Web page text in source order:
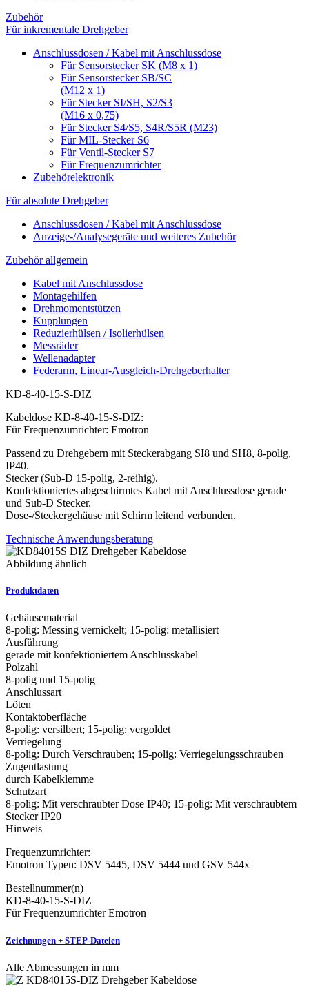
Zubehör
Für inkrementale Drehgeber
Anschlussdosen / Kabel mit Anschlussdose
Für Sensorstecker SK (M8 x 1)
Für Sensorstecker SB/SC
(M12 x 1)
Für Stecker SI/SH, S2/S3
(M16 x 0,75)
Für Stecker S4/S5, S4R/S5R (M23)
Für MIL-Stecker S6
Für Ventil-Stecker S7
Für Frequenzumrichter
Zubehörelektronik
Für absolute Drehgeber
Anschlussdosen / Kabel mit Anschlussdose
Anzeige-/Analysegeräte und weiteres Zubehör
Zubehör allgemein
Kabel mit Anschlussdose
Montagehilfen
Drehmomentstützen
Kupplungen
Reduzierhülsen / Isolierhülsen
Messräder
Wellenadapter
Federarm, Linear-Ausgleich-Drehgeberhalter
KD-8-40-15-S-DIZ
Kabeldose KD-8-40-15-S-DIZ:
Für Frequenzumrichter: Emotron
Passend zu Drehgebern mit Steckerabgang SI8 und SH8, 8-polig,
IP40.
Stecker (Sub-D 15-polig, 2-reihig).
Konfektioniertes abgeschirmtes Kabel mit Anschlussdose gerade
und Sub-D Stecker.
Dose-/Steckergehäuse mit Schirm leitend verbunden.
Technische Anwendungsberatung
Abbildung ähnlich
Produktdaten
Gehäusematerial
8-polig: Messing vernickelt; 15-polig: metallisiert
Ausführung
gerade mit konfektioniertem Anschlusskabel
Polzahl
8-polig und 15-polig
Anschlussart
Löten
Kontaktoberfläche
8-polig: versilbert; 15-polig: vergoldet
Verriegelung
8-polig: Durch Verschrauben; 15-polig: Verriegelungsschrauben
Zugentlastung
durch Kabelklemme
Schutzart
8-polig: Mit verschraubter Dose IP40; 15-polig: Mit verschraubtem
Stecker IP20
Hinweis
Frequenzumrichter:
Emotron Typen: DSV 5445, DSV 5444 und GSV 544x
Bestellnummer(n)
KD-8-40-15-S-DIZ
Für Frequenzumrichter Emotron
Zeichnungen + STEP-Dateien
Alle Abmessungen in mm